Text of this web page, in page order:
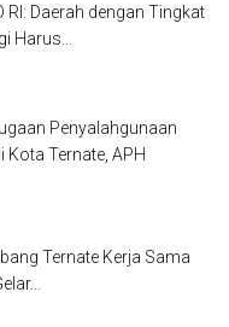
RI: Daerah dengan Tingkat
Harus...
Penyalahgunaan
Ternate, APH
Ternate Kerja Sama